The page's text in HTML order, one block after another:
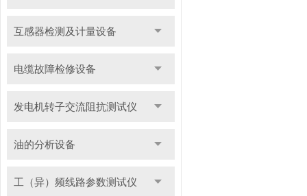
互感器检测及计量设备
电缆故障检修设备
发电机转子交流阻抗测试仪
油的分析设备
工（异）频线路参数测试仪